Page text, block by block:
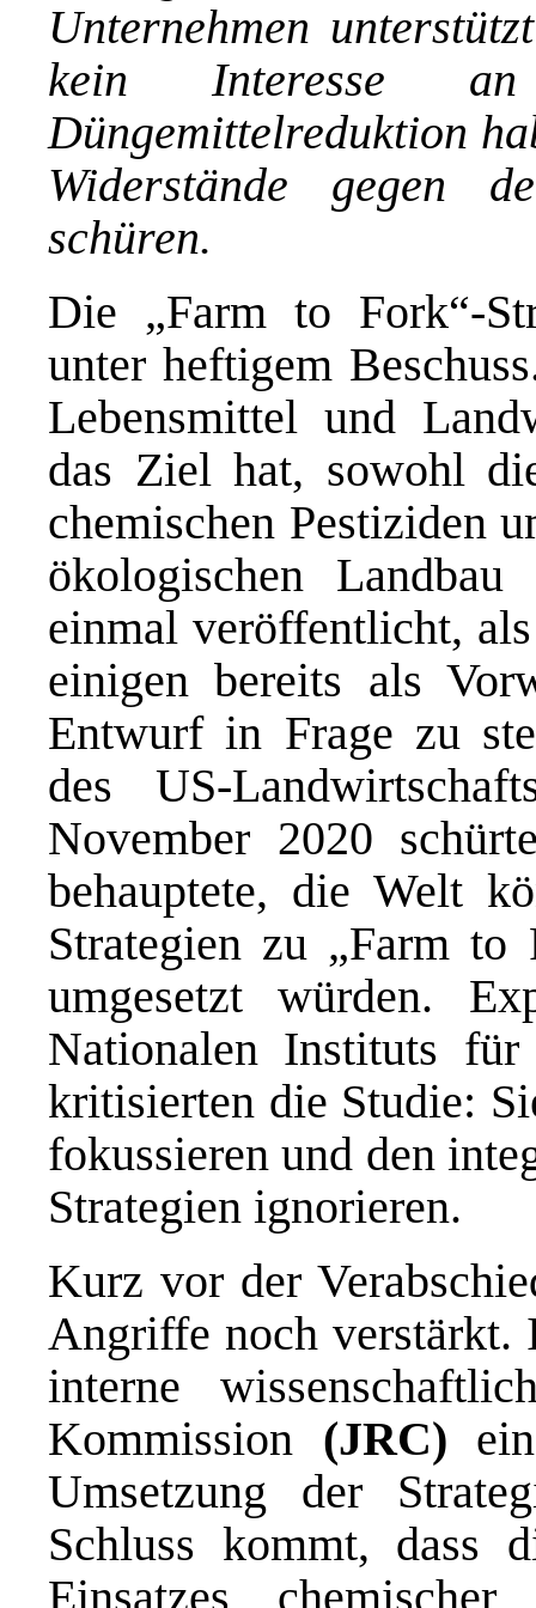
Unternehmen
kein Interesse
Düngemittelreduktion
Widerstände gegen
schüren.
Die „Farm to Fork“-
unter heftigem
Lebensmittel und
das Ziel hat, sowohl
chemischen Pestiziden
ökologischen
einmal veröffentlicht,
einigen bereits als
Entwurf in Frage zu
des US-
November 2020
behauptete, die Welt
Strategien zu „Farm
umgesetzt würden.
Nationalen Instituts
kritisierten die Studie:
fokussieren und den
Strategien ignorieren.
Kurz vor der
Angriffe noch verstärkt.
interne
Kommission (JRC)
Umsetzung der
Schluss kommt, dass
Einsatzes